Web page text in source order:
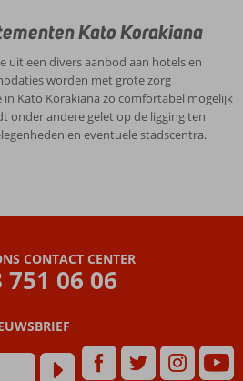
Kato Korakiana
uit een divers aanbod aan hotels en
worden met grote zorg
Kato Korakiana zo comfortabel mogelijk
onder andere gelet op de ligging ten
en eventuele stadscentra.
CONTACT CENTER
751 06 06